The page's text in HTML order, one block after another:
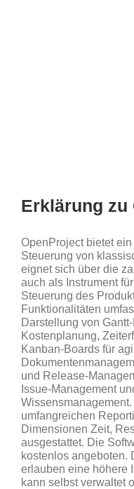
Erklärung zu
OpenProject bietet
Steuerung von
eignet sich über die
auch als Instrument
Steuerung des
Funktionalitäten
Darstellung von
Kostenplanung,
Kanban-Boards für
und Release-
Issue-Management
umfangreichen
Dimensionen Zeit,
ausgestattet. Die
kostenlos angeboten.
erlauben eine höhere
kann selbst verwaltet